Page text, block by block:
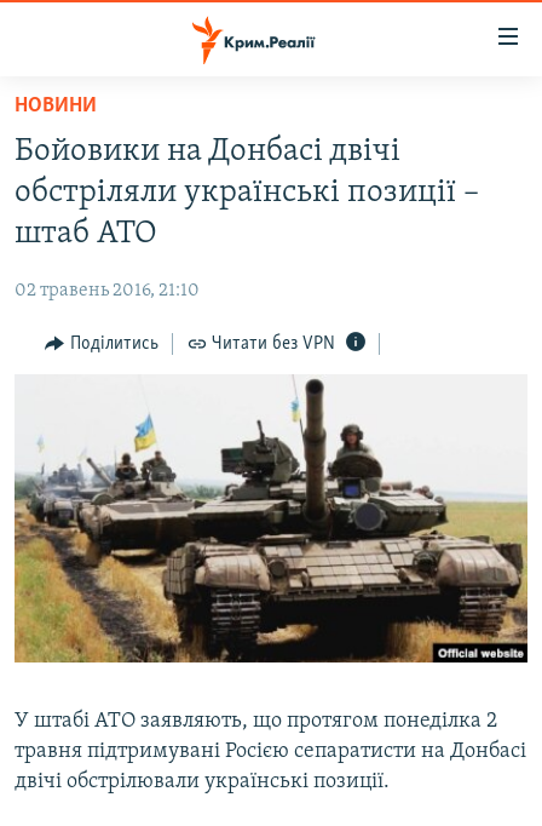
Перейти
основного
матеріалу
Перейти
до
основної
навігації
Перейти
ВОДА.КРИМ
ВІДЕО ТА ФОТО
БЛОГИ
ПОГЛЯД
ВСЕ ЗА ДЕНЬ
СПЕЦПРОЕКТИ
ДЕПОРТАЦІЯ
ВІДЕОУРОКИ «ELIFBE»
СВІДЧЕННЯ ОКУПАЦІЇ
УКРАЇНСЬКА ПРОБЛЕМА КРИМУ
ЯК ОБІЙТИ БЛОКУВАННЯ
Русский
Qırımtatar
НОВИНИ
Бойовики на Донбасі двічі
обстріляли українські позиції –
штаб АТО
02 травень 2016, 21:10
Поділитись Читати без VPN
У штабі АТО заявляють, що протягом понеділка 2
травня підтримувані Росією сепаратисти на Донбасі
двічі обстрілювали українські позиції.